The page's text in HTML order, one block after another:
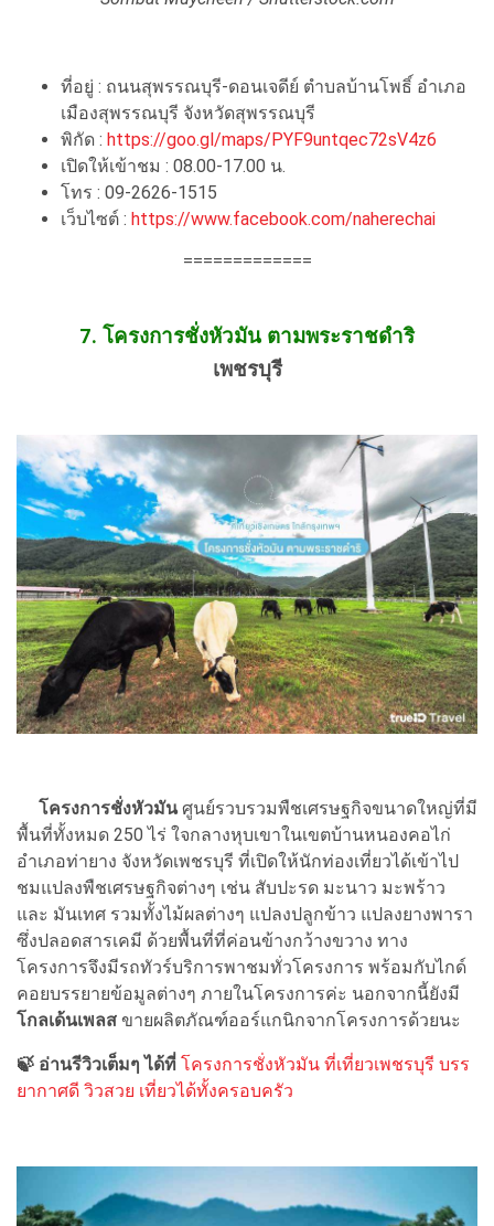
ที่อยู่ : ถนนสุพรรณบุรี-ดอนเจดีย์ ตำบลบ้านโพธิ์ อำเภอ
เมืองสุพรรณบุรี จังหวัดสุพรรณบุรี
พิกัด : https://goo.gl/maps/PYF9untqec72sV4z6
เปิดให้เข้าชม : 08.00-17.00 น.
โทร : 09-2626-1515
เว็บไซต์ : https://www.facebook.com/naherechai
=============
7. โครงการชั่งหัวมัน ตามพระราชดำริ
เพชรบุรี
โครงการชั่งหัวมันศูนย์รวบรวมพืชเศรษฐกิจขนาดใหญ่ที่มี
พื้นที่ทั้งหมด 250 ไร่ ใจกลางหุบเขาในเขตบ้านหนองคอไก่
อำเภอท่ายาง จังหวัดเพชรบุรี ที่เปิดให้นักท่องเที่ยวได้เข้าไป
ชมแปลงพืชเศรษฐกิจต่างๆ เช่น สับปะรด มะนาว มะพร้าว
และ มันเทศ รวมทั้งไม้ผลต่างๆ แปลงปลูกข้าว แปลงยางพารา
ซึ่งปลอดสารเคมี ด้วยพื้นที่ที่ค่อนข้างกว้างขวาง ทาง
โครงการจึงมีรถทัวร์บริการพาชมทั่วโครงการ พร้อมกับไกด์
คอยบรรยายข้อมูลต่างๆ ภายในโครงการค่ะ นอกจากนี้ยังมี
โกลเด้นเพลส ขายผลิตภัณฑ์ออร์แกนิกจากโครงการด้วยนะ
🍃 อ่านรีวิวเต็มๆ ได้ที่ โครงการชั่งหัวมัน ที่เที่ยวเพชรบุรี บรร
ยากาศดี วิวสวย เที่ยวได้ทั้งครอบครัว